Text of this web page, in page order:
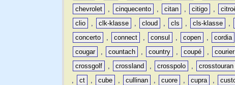
chevrolet
, cinquecento , citan , citigo ,
clio
, clk-klasse , cloud , cls , cls-klasse ,
concerto
, connect , consul , copen , cordia
cougar
, countach , country , coupé , courier
crossgolf
, crossland , crosspolo , crosstouran
,
ct , cube , cullinan , cuore , cupra ,